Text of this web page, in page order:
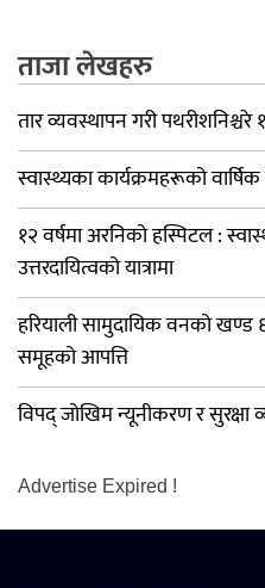
ताजा लेखहरु
तार व्यवस्थापन गरी
स्वास्थ्यका कार्यक्रमहरूको वार्षिक
१२ वर्षमा अरनिको हस्पिटल :
उत्तरदायित्वको यात्रामा
हरियाली सामुदायिक वनको खण्ड ६
समूहको आपत्ति
विपद् जोखिम न्यूनीकरण र सुरक्षा
Advertise Expired !